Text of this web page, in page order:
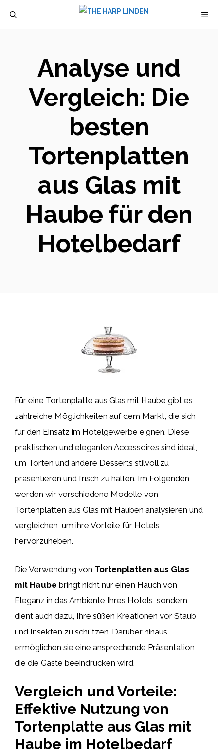
Analyse und
Vergleich: Die
besten
Tortenplatten
aus Glas mit
Haube für den
Hotelbedarf
Für eine Tortenplatte aus Glas mit Haube gibt es
zahlreiche Möglichkeiten auf dem Markt, die sich
für den Einsatz im Hotelgewerbe eignen. Diese
praktischen und eleganten Accessoires sind ideal,
um Torten und andere Desserts stilvoll zu
präsentieren und frisch zu halten. Im Folgenden
werden wir verschiedene Modelle von
Tortenplatten aus Glas mit Hauben analysieren und
vergleichen, um ihre Vorteile für Hotels
hervorzuheben.
Die Verwendung von Tortenplatten aus Glas
mit Haube bringt nicht nur einen Hauch von
Eleganz in das Ambiente Ihres Hotels, sondern
dient auch dazu, Ihre süßen Kreationen vor Staub
und Insekten zu schützen. Darüber hinaus
ermöglichen sie eine ansprechende Präsentation,
die die Gäste beeindrucken wird.
Vergleich und Vorteile:
Effektive Nutzung von
Tortenplatte aus Glas mit
Haube im Hotelbedarf